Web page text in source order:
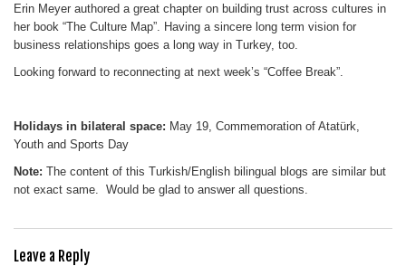
Erin Meyer authored a great chapter on building trust across cultures in
her book “The Culture Map”. Having a sincere long term vision for
business relationships goes a long way in Turkey, too.
Looking forward to reconnecting at next week’s “Coffee Break”.
Holidays in bilateral space: May 19, Commemoration of Atatürk,
Youth and Sports Day
Note: The content of this Turkish/English bilingual blogs are similar but
not exact same. Would be glad to answer all questions.
Leave a Reply